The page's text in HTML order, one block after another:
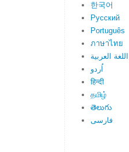
한국어
Русский
Português
ภาษาไทย
اللغة العربية
اُردو
हिन्दी
தமிழ்
తెలుగు
فارسی